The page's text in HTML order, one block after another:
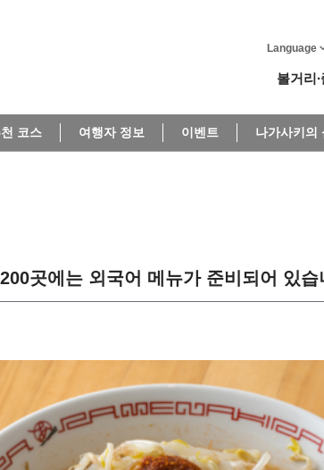
Language
볼거리
코스 여행자 정보 이벤트 나가사키의
곳에는 외국어 메뉴가 준비되어 있습